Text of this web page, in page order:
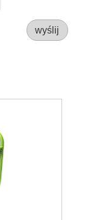
wyślij